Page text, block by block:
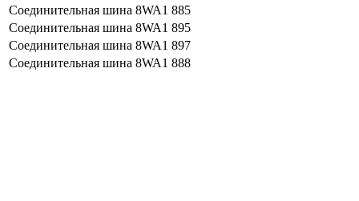
Соединительная шина 8WA1 885
Соединительная шина 8WA1 895
Соединительная шина 8WA1 897
Соединительная шина 8WA1 888